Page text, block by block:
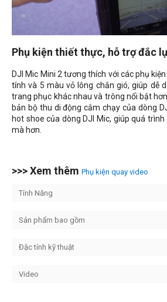
Phụ kiện thiết thực, hỗ trợ đắc
DJI Mic Mini 2 tương thích với các phụ
tính và 5 màu vỏ lông chắn gió, giúp dễ
trang phục khác nhau và trông nổi bật
bản bộ thu di động cắm chạy của dòng
hot shoe của dòng DJI Mic, giúp quá
mà hơn.
>>> Xem thêm Phụ kiện quay video
Tính Năng
Sản phẩm bao gồm
Đặc tính kỹ thuật
Video